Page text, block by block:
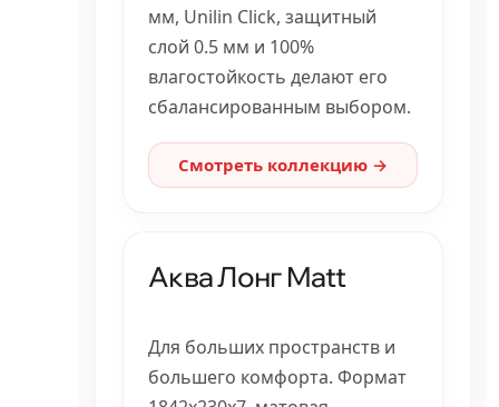
мм, Unilin Click, защитный
слой 0.5 мм и 100%
влагостойкость делают его
сбалансированным выбором.
Смотреть коллекцию →
Аква Лонг Matt
Для больших пространств и
большего комфорта. Формат